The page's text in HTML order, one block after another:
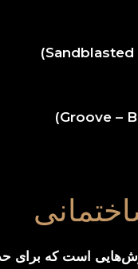
است که برای